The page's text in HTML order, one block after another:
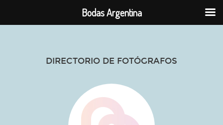
DIRECTORIO DE FOTÓGRAFOS
Bodas Argentina